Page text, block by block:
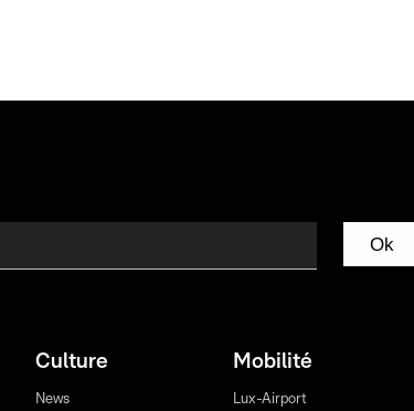
Ok
Culture
News
Mobilité
Lux-Airport